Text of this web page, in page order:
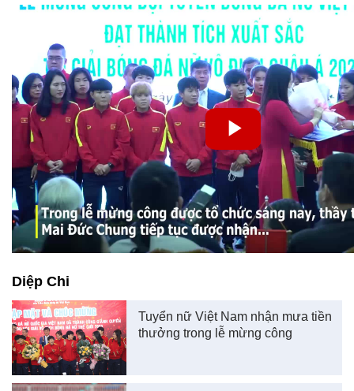
Diệp Chi
Tuyển nữ Việt Nam nhận mưa tiền
thưởng trong lễ mừng công